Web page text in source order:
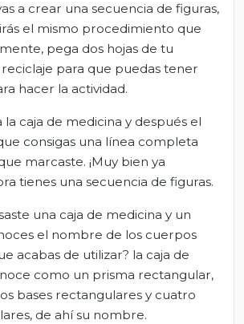
a crear una secuencia de figuras,
el mismo procedimiento que
pega dos hojas de tu
para que puedas tener
hacer la actividad.
caja de medicina y después el
consigas una línea completa
marcaste. ¡Muy bien ya
tienes una secuencia de figuras.
una caja de medicina y un
el nombre de los cuerpos
acabas de utilizar? la caja de
como un prisma rectangular,
bases rectangulares y cuatro
de ahí su nombre.